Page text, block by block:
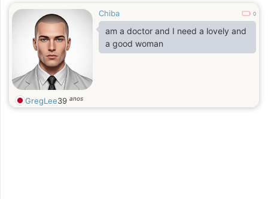
Chiba 0
am a doctor and I need a lovely and
a good woman
GregLee39 anos